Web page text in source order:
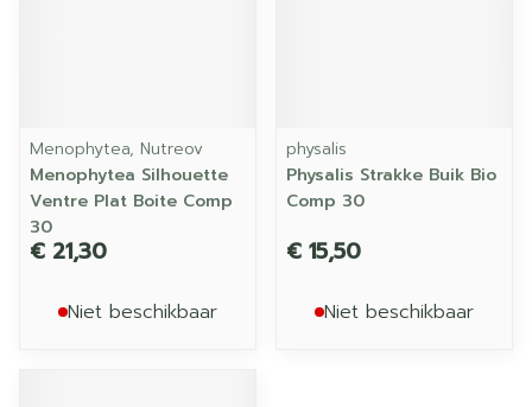
Menophytea, Nutreov
Menophytea Silhouette
Ventre Plat Boite Comp
30
€ 21,30
Niet beschikbaar
physalis
Physalis Strakke Buik Bio
Comp 30
€ 15,50
Niet beschikbaar